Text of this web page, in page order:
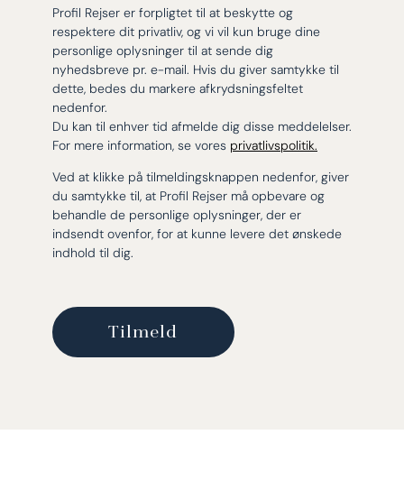
Profil Rejser er forpligtet til at beskytte og
respektere dit privatliv, og vi vil kun bruge dine
personlige oplysninger til at sende dig
nyhedsbreve pr. e-mail. Hvis du giver samtykke til
dette, bedes du markere afkrydsningsfeltet
nedenfor.
Du kan til enhver tid afmelde dig disse meddelelser.
For mere information, se vores privatlivspolitik.
Ved at klikke på tilmeldingsknappen nedenfor, giver
du samtykke til, at Profil Rejser må opbevare og
behandle de personlige oplysninger, der er
indsendt ovenfor, for at kunne levere det ønskede
indhold til dig.